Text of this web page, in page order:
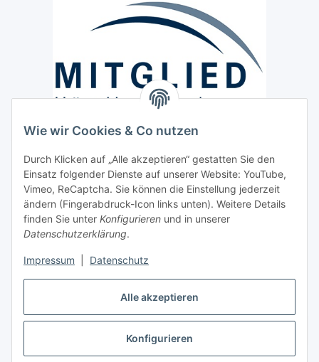
Alle akzeptieren
Konfigurieren
Wie wir Cookies & Co nutzen
Durch Klicken auf „Alle akzeptieren“ gestatten Sie den
Einsatz folgender Dienste auf unserer Website: YouTube,
Vimeo, ReCaptcha. Sie können die Einstellung jederzeit
ändern (Fingerabdruck-Icon links unten). Weitere Details
finden Sie unter Konfigurieren und in unserer
Datenschutzerklärung.
Impressum Datenschutz
Paketdienst und Spedition
Regionaler Lieferservice im Umkreis von ca. 60 Km
Sicherheit
* Alle Preise inkl. gesetzlicher USt., zzgl.Versand